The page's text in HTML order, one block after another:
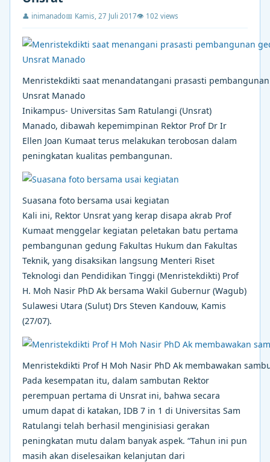
👤 inimanado📅 Kamis, 27 Juli 2017👁 102 views
Menristekdikti saat menandatangani prasasti
Unsrat Manado
Inikampus- Universitas Sam Ratulangi (Unsrat)
Manado, dibawah kepemimpinan Rektor Prof Dr Ir
Ellen Joan Kumaat terus melakukan terobosan dalam
peningkatan kualitas pembangunan.
Suasana foto bersama usai kegiatan
Kali ini, Rektor Unsrat yang kerap disapa akrab Prof
Kumaat menggelar kegiatan peletakan batu pertama
pembangunan gedung Fakultas Hukum dan Fakultas
Teknik, yang disaksikan langsung Menteri Riset
Teknologi dan Pendidikan Tinggi (Menristekdikti) Prof
H. Moh Nasir PhD Ak bersama Wakil Gubernur (Wagub)
Sulawesi Utara (Sulut) Drs Steven Kandouw, Kamis
(27/07).
Menristekdikti Prof H Moh Nasir PhD Ak membawakan
Pada kesempatan itu, dalam sambutan Rektor
perempuan pertama di Unsrat ini, bahwa secara
umum dapat di katakan, IDB 7 in 1 di Universitas Sam
Ratulangi telah berhasil menginisiasi gerakan
peningkatan mutu dalam banyak aspek. “Tahun ini pun
masih akan diselesaikan kelanjutan dari